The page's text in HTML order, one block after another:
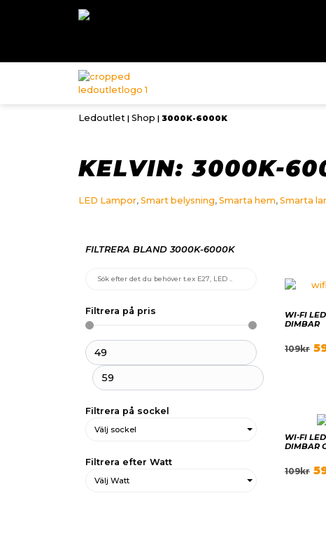
Ledoutlet | Shop | 3000K-6000K
KELVIN: 3000K-
LED Lampor, Smart belysning, Smarta hem, Smarta
FILTRERA BLAND 3000K-6000K
Filtrera på pris
Filtrera på sockel
Välj sockel
Filtrera efter Watt
Välj Watt
WI-FI
DIMBAR
109kr
WI-FI
DIMBAR
109kr